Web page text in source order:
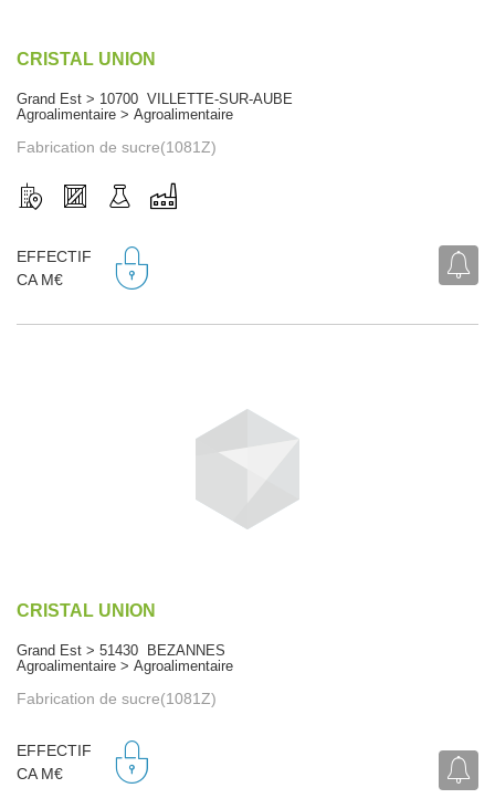
CRISTAL UNION
Grand Est > 10700 VILLETTE-SUR-AUBE
Agroalimentaire > Agroalimentaire
Fabrication de sucre(1081Z)
EFFECTIF
CA M€
CRISTAL UNION
Grand Est > 51430 BEZANNES
Agroalimentaire > Agroalimentaire
Fabrication de sucre(1081Z)
EFFECTIF
CA M€